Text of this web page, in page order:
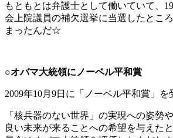
もともとは弁護士として働いていて、
会上院議員の補欠選挙に当選したとこ
まったんだ☆
○オバマ大統領にノーベル平和賞
2009年10月9日に「ノーベル平和賞」を
「核兵器のない世界」の実現への姿勢
良い未来が来ることへの希望を与えた